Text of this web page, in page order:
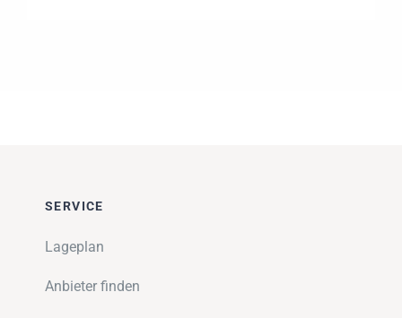
SERVICE
Lageplan
Anbieter finden